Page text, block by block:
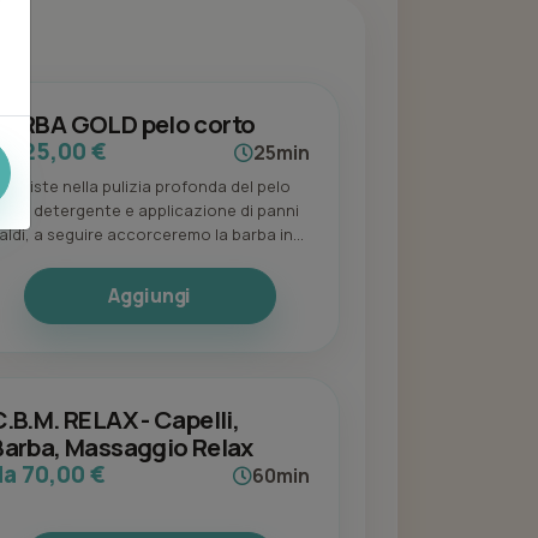
GOLD pelo corto
25,00 € 25min
Consiste nella pulizia profonda del pelo
il detergente e applicazione di panni
a seguire accorceremo la barba in
rifiniamo a lametta. Termineremo con
applicazione di creme e dopobarba
specifici.
Aggiungi
RELAX - Capelli,
Massaggio Relax
70,00 € 60min